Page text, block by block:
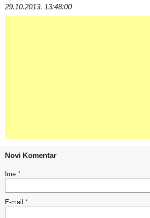
29.10.2013. 13:48:00
Novi Komentar
Ime *
E-mail *